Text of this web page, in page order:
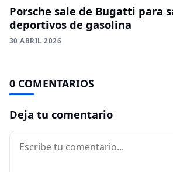
Porsche sale de Bugatti para
deportivos de gasolina
30 ABRIL 2026
0 COMENTARIOS
Deja tu comentario
Comentario